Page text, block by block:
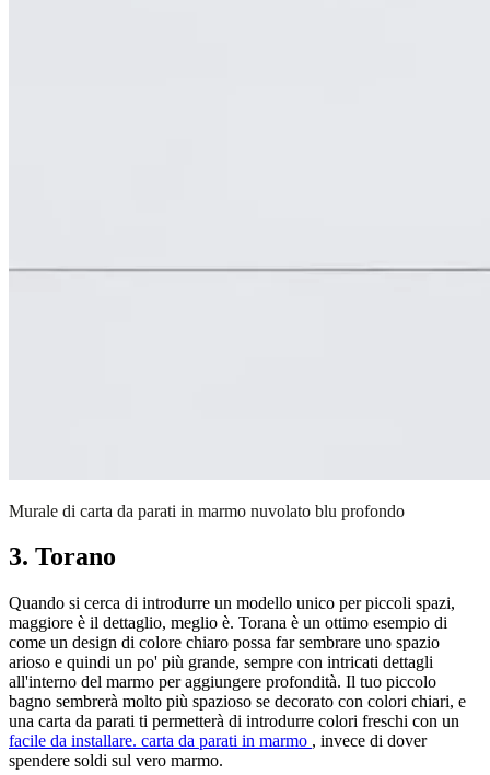
Murale di carta da parati in marmo nuvolato blu profondo
3. Torano
Quando si cerca di introdurre un modello unico per piccoli spazi,
maggiore è il dettaglio, meglio è. Torana è un ottimo esempio di
come un design di colore chiaro possa far sembrare uno spazio
arioso e quindi un po' più grande, sempre con intricati dettagli
all'interno del marmo per aggiungere profondità. Il tuo piccolo
bagno sembrerà molto più spazioso se decorato con colori chiari, e
una carta da parati ti permetterà di introdurre colori freschi con un
facile da installare. carta da parati in marmo , invece di dover
spendere soldi sul vero marmo.